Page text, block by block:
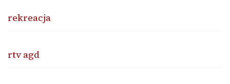
rekreacja
rtv agd